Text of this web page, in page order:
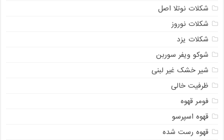
شکلات نوتلا اصل
شکلات نوروز
شکلات یزد
شوکو ویفر سوربن
شیر خشک غیر لبنی
ظرفیت خالی
فومر قهوه
قهوه اسپرسو
قهوه رست شده